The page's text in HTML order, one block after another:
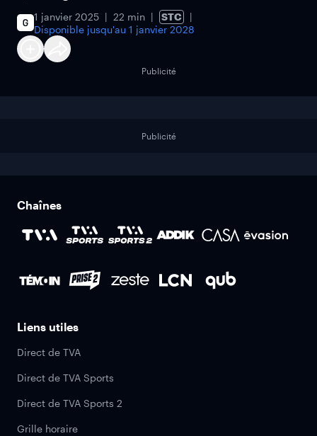
1 janvier 2025 22 min
STC
Disponible jusqu'au 1 janvier 2028
Publicité
Publicité
Chaînes
Liens utiles
Direct de TVA
Direct de TVA Sports
Direct de TVA Sports 2
Grille horaire